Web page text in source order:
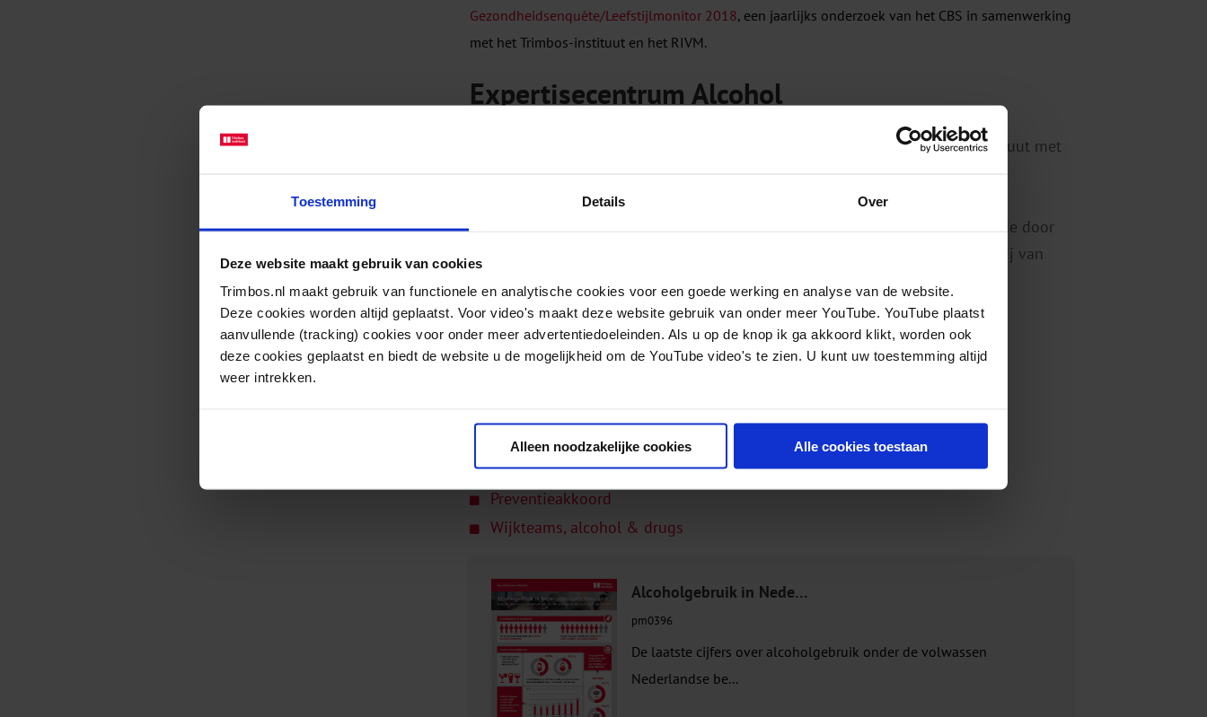
Toestemming Details Over
Deze website maakt gebruik van cookies
Trimbos.nl maakt gebruik van functionele en analytische cookies voor een goede werking en analyse van de website.
Deze cookies worden altijd geplaatst. Voor video's maakt deze website gebruik van onder meer YouTube. YouTube plaatst
aanvullende (tracking) cookies voor onder meer advertentiedoeleinden. Als u op de knop ik ga akkoord klikt, worden ook
deze cookies geplaatst en biedt de website u de mogelijkheid om de YouTube video's te zien. U kunt uw toestemming altijd
weer intrekken.
Alleen noodzakelijke cookies Alle cookies toestaan
Gezondheidsenquête/Leefstijlmonitor 2018, een jaarlijks onderzoek van het CBS in samenwerking
met het Trimbos-instituut en het RIVM.
Expertisecentrum Alcohol
is in 2018 opgericht door het Trimbos-instituut met
expertisecentrum heeft als doel het ondersteunen van professionals bij hun
activiteiten gericht op het voorkomen en terugdringen van gezondheidsschade door
alcoholgebruik. In zeer uiteenlopende dossiers is kennis gebundeld die daarbij van
Meer over dit thema
LVB, alcohol en drugs
Monitoring gebruik
Preventieakkoord
Wijkteams, alcohol & drugs
Alcoholgebruik in Nederland – Kerncijfers 2018
pm0396
De laatste cijfers over alcoholgebruik onder de volwassen
Nederlandse be...